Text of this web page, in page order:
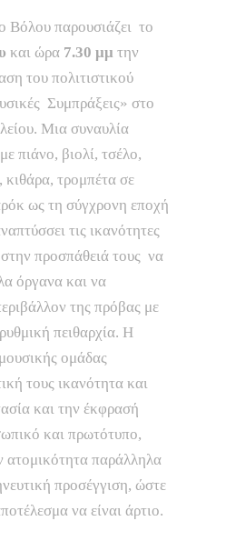
Βόλου παρουσιάζει το
και ώρα 7.30 μμ την
του πολιτιστικού
Συμπράξεις» στο
Μια συναυλία
πιάνο, βιολί, τσέλο,
κιθάρα, τρομπέτα σε
ως τη σύγχρονη εποχή
τις ικανότητες
προσπάθειά τους να
όργανα και να
της πρόβας με
πειθαρχία. Η
ομάδας
τους ικανότητα και
και την έκφρασή
και πρωτότυπο,
ατομικότητα παράλληλα
προσέγγιση, ώστε
να είναι άρτιο.